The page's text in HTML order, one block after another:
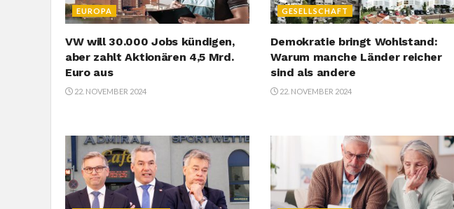
EUROPA
VW will 30.000 Jobs kündigen,
aber zahlt Aktionären 4,5 Mrd.
Euro aus
22. NOVEMBER 2024
GESELLSCHAFT
Demokratie bringt Wohlstand:
Warum manche Länder reicher
sind als andere
22. NOVEMBER 2024